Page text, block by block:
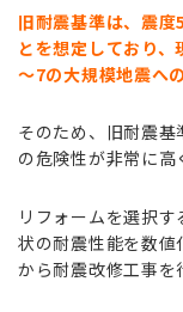
旧耐震基準は、震
とを想定しており
～7の大規模地震へ
そのため、旧耐震
の危険性が非常に高
リフォームを選択
状の耐震性能を数値
から耐震改修工事を